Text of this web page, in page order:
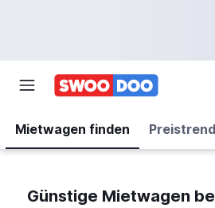
Mietwagen finden
Günstige Mietwagen